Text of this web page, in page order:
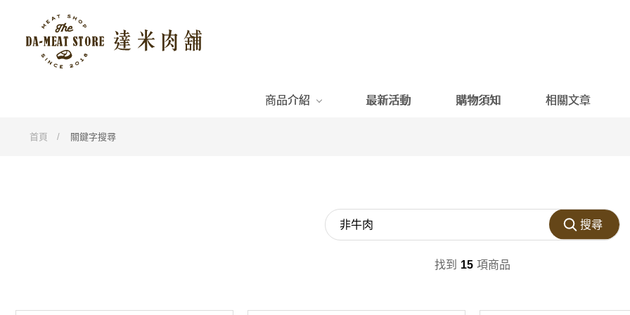
商品介紹 最新活動 購物須知 相關文章
首頁 關鍵字搜尋
搜尋
找到 15 項商品